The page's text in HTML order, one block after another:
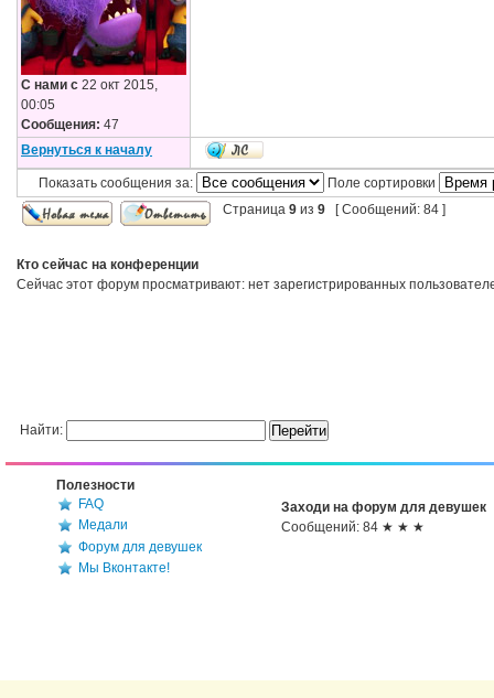
С нами с 22 окт 2015,
00:05
Сообщения: 47
Вернуться к началу
Показать сообщения за:
Поле сортировки
Страница 9 из 9 [ Сообщений: 84 ]
Кто сейчас на конференции
Сейчас этот форум просматривают: нет зарегистрированных
Найти:
Полезности
FAQ
Медали
Форум для девушек
Мы Вконтакте!
Заходи на форум для девушек
Сообщений: 84 ★ ★ ★